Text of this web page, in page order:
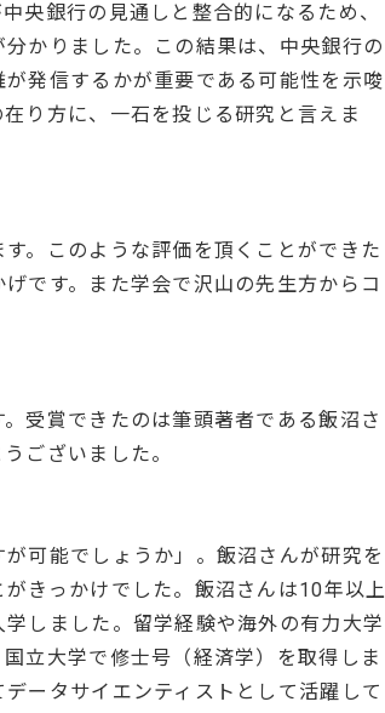
央銀行の見通しと整合的になるため、
かりました。この結果は、中央銀行の
発信するかが重要である可能性を示唆
り方に、一石を投じる研究と言えま
。このような評価を頂くことができた
です。また学会で沢山の先生方からコ
受賞できたのは筆頭著者である飯沼さ
ございました。
可能でしょうか」。飯沼さんが研究を
きっかけでした。飯沼さんは10年以上
しました。留学経験や海外の有力大学
立大学で修士号（経済学）を取得しま
ータサイエンティストとして活躍して